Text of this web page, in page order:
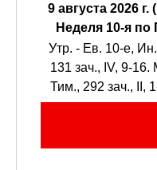
9 августа 2026
Неделя 10-я по
Утр. - Ев. 10-е,
131 зач., IV, 9-16.
Тим., 292 зач., II,